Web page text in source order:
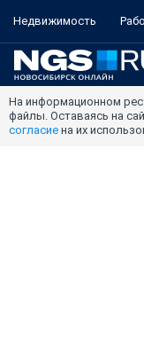
Недвижимость
На информационном
файлы. Оставаясь на
согласие на их